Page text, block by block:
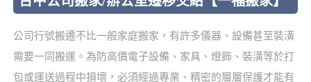
公司行號搬遷不比一般家庭搬家，有許多儀器、設備甚至裝潢
需要一同搬運。為防高價電子設備、家具、燈飾、裝潢等於打
包或運送過程中損壞，必須經過專業、精密的層層保護才能有